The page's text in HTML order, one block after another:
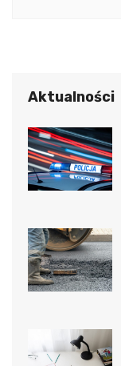
Aktualności